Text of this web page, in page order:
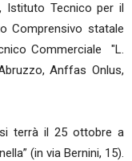
Istituto Tecnico per il
Comprensivo statale
Commerciale "L.
Anffas Onlus,
terrà il 25 ottobre a
(in via Bernini, 15).